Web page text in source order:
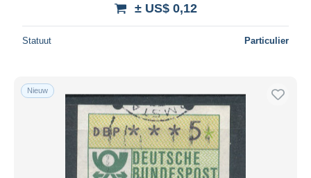
± US$ 0,12
Statuut Particulier
Nieuw